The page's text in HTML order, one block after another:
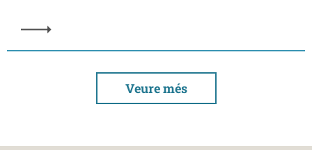
Veure més